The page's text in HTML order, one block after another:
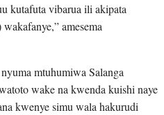
kutafuta vibarua ili akipata
amesema
mtuhumiwa Salanga
wake na kwenda kuishi naye
kwenye simu wala hakurudi